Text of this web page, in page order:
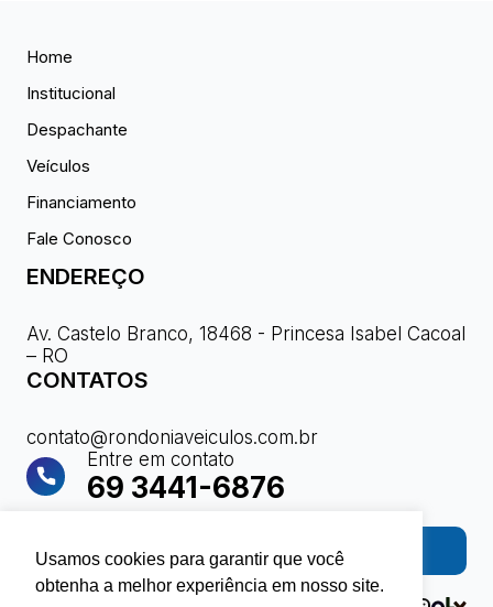
Usamos cookies para garantir que você
obtenha a melhor experiência em nosso site.
Home
Institucional
Despachante
Veículos
Financiamento
Fale Conosco
ENDEREÇO
Av. Castelo Branco, 18468 - Princesa Isabel Cacoal
– RO
CONTATOS
contato@rondoniaveiculos.com.br
Entre em contato
69 3441-6876
Fale com a gente